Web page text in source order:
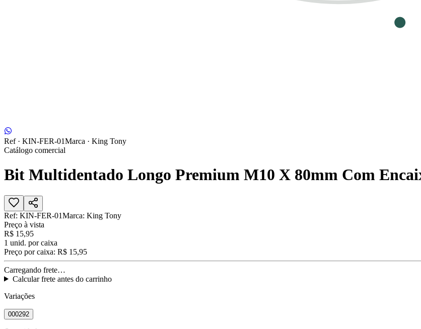
Ref · KIN-FER-01Marca · King Tony
Catálogo comercial
Bit Multidentado Longo Premium M10 X 80mm Com
Ref: KIN-FER-01Marca: King Tony
Preço à vista
R$ 15,95
1 unid. por caixa
Preço por caixa: R$ 15,95
Carregando frete…
Calcular frete antes do carrinho
Variações
000292